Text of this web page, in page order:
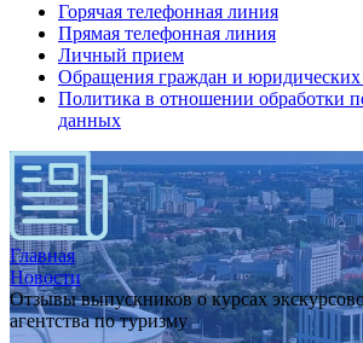
Горячая телефонная линия
Прямая телефонная линия
Личный прием
Обращения граждан и
Политика в отношении обработки
данных
Главная
Новости
Отзывы выпускников о курсах
агентства по туризму